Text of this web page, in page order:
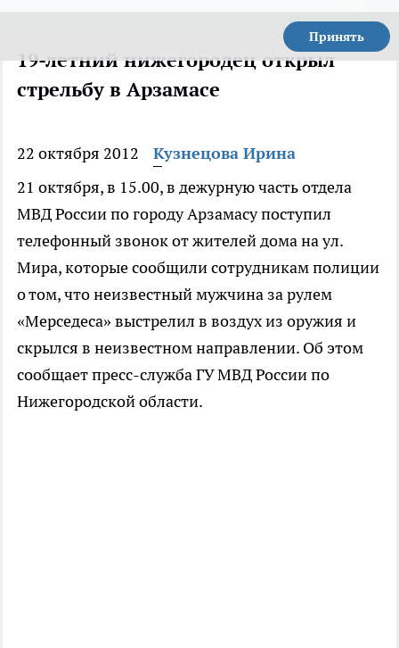
Принять
19-летний нижегородец открыл
стрельбу в Арзамасе
22 октября 2012
Кузнецова Ирина
21 октября, в 15.00, в дежурную часть отдела
МВД России по городу Арзамасу поступил
телефонный звонок от жителей дома на ул.
Мира, которые сообщили сотрудникам полиции
о том, что неизвестный мужчина за рулем
«Мерседеса» выстрелил в воздух из оружия и
скрылся в неизвестном направлении. Об этом
сообщает пресс-служба ГУ МВД России по
Нижегородской области.